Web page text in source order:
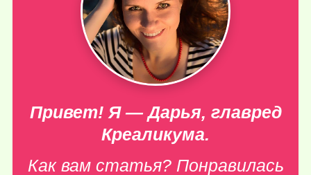
Привет! Я — Дарья, главред
Креаликума.
Как вам статья? Понравилась